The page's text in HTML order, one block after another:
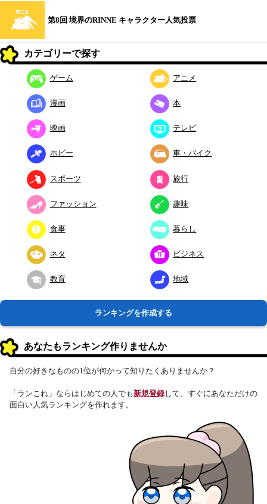
第8回 境界のRINNE キャラクター人気投票
カテゴリーで探す
ゲーム アニメ
漫画 本
映画 テレビ
ホビー 車・バイク
スポーツ 旅行
ファッション 趣味
食事 暮らし
ネタ ビジネス
教育 地域
ランキングを作成する
あなたもランキング作りませんか
自分の好きなものの1位が何かって知りたくありませんか？
「ランこれ」ならはじめての人でも新規登録して、すぐにあなただけの
面白い人気ランキングを作れます。